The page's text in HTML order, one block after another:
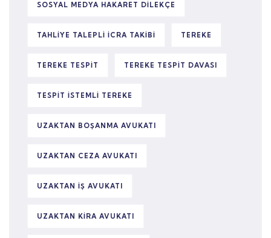
SOSYAL MEDYA HAKARET DILEKÇE
TAHLIYE TALEPLI ICRA TAKIBI TEREKE
TEREKE TESPIT TEREKE TESPIT DAVASI
TESPIT ISTEMLI TEREKE
UZAKTAN BOŞANMA AVUKATI
UZAKTAN CEZA AVUKATI
UZAKTAN IŞ AVUKATI
UZAKTAN KIRA AVUKATI